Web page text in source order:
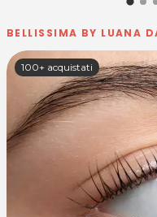
BELLISSIMA BY LUANA
100+ acquistati